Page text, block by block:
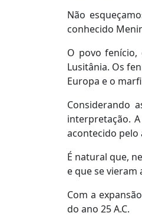
Não
conhecido
O povo
Lusitânia. Os
Europa e o
Considerando
interpretação.
acontecido pelo
É natural que,
e que se
Com a
do ano 25 A.C.